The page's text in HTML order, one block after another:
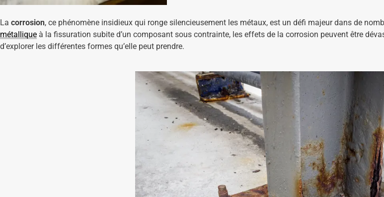
La corrosion, ce phénomène insidieux qui ronge silencieusement les métaux, est un défi majeur dans de
métallique à la fissuration subite d’un composant sous contrainte, les effets de la corrosion peuvent être
d’explorer les différentes formes qu’elle peut prendre.